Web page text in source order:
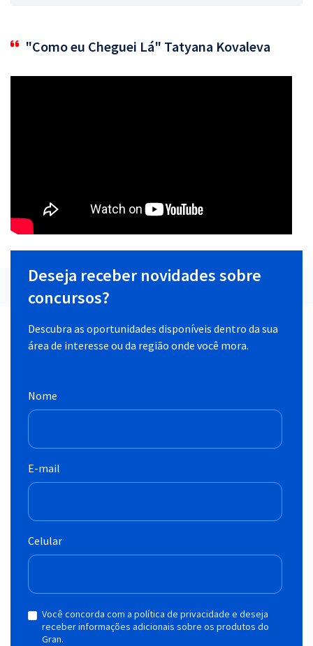
"Como eu Cheguei Lá" Tatyana Kovaleva
Deseja receber novidades sobre
concursos?
Descubra as oportunidades disponíveis dentro da sua
área de interesse ou da região onde você mora.
Nome
E-mail
Celular
Você concorda com a política de privacidade e deseja
receber informações adicionais sobre os produtos do
Gran.